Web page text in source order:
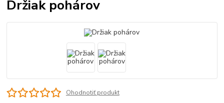
Držiak pohárov
Ohodnotiť produkt